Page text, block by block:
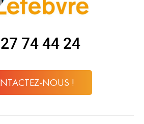
74 44 24
NOUS !